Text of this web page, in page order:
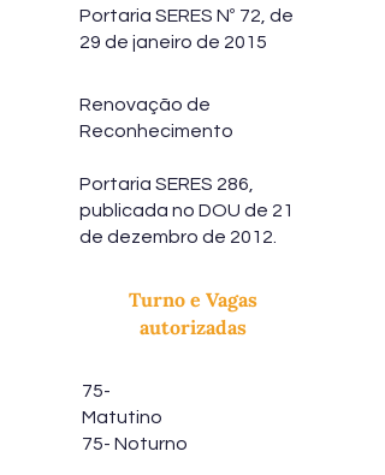
Portaria SERES Nº 72, de
29 de janeiro de 2015
Renovação de
Reconhecimento
Portaria SERES 286,
publicada no DOU de 21
de dezembro de 2012.
Turno e Vagas
autorizadas
75-
Matutino
75- Noturno